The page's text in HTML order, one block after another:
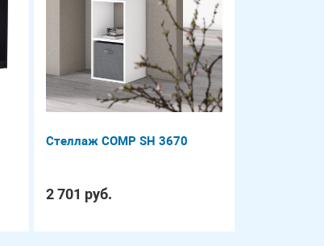
Стеллаж COMP SH 3670
2 701 руб.